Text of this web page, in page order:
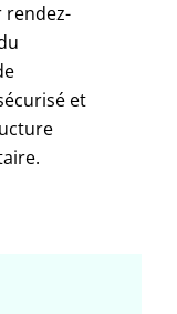
rendez-
et